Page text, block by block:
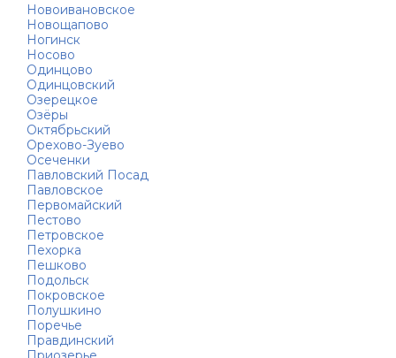
Новоивановское
Новощапово
Ногинск
Носово
Одинцово
Одинцовский
Озерецкое
Озёры
Октябрьский
Орехово-Зуево
Осеченки
Павловский Посад
Павловское
Первомайский
Пестово
Петровское
Пехорка
Пешково
Подольск
Покровское
Полушкино
Поречье
Правдинский